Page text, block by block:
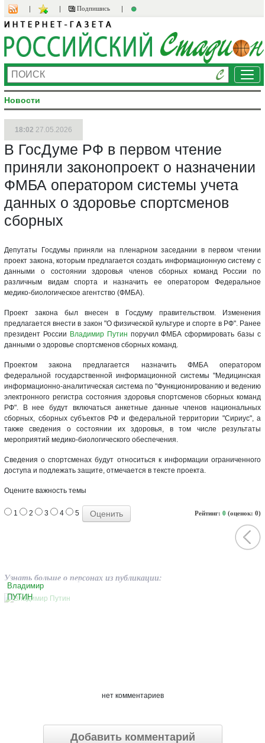
Подпишись
Новости
18:02 27.05.2026
В ГосДуме РФ в первом чтение
приняли законопроект о назначении
ФМБА оператором системы учета
данных о здоровье спортсменов
сборных
Депутаты Госдумы приняли на пленарном заседании в первом чтении
проект закона, которым предлагается создать информационную систему с
данными о состоянии здоровья членов сборных команд России по
различным видам спорта и назначить ее оператором Федеральное
медико-биологическое агентство (ФМБА).
Проект закона был внесен в Госдуму правительством. Изменения
предлагается внести в закон "О физической культуре и спорте в РФ". Ранее
президент России Владимир Путин поручил ФМБА сформировать базы с
данными о здоровье спортсменов сборных команд.
Проектом закона предлагается назначить ФМБА оператором
федеральной государственной информационной системы "Медицинская
информационно-аналитическая система по "Функционированию и ведению
электронного регистра состояния здоровья спортсменов сборных команд
РФ". В нее будут включаться анкетные данные членов национальных
сборных, сборных субъектов РФ и федеральной территории "Сириус", а
также сведения о состоянии их здоровья, в том числе результаты
мероприятий медико-биологического обеспечения.
Сведения о спортсменах будут относиться к информации ограниченного
доступа и подлежать защите, отмечается в тексте проекта.
Оцените важность темы
Рейтинг: 0 (оценок: 0)
1 2 3 4 5
Узнать больше о персонах из публикации:
Владимир
ПУТИН
нет комментариев
Добавить комментарий